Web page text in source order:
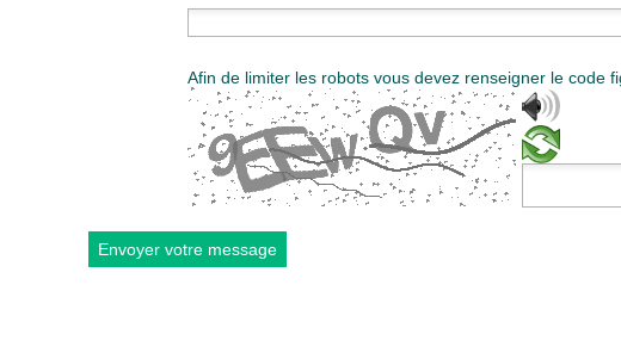
Afin de limiter les robots vous devez renseigner le code